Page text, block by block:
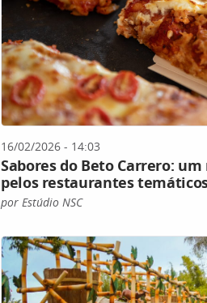
16/02/2026 - 14:03
Sabores do Beto Carrero:
pelos restaurantes
por Estúdio NSC